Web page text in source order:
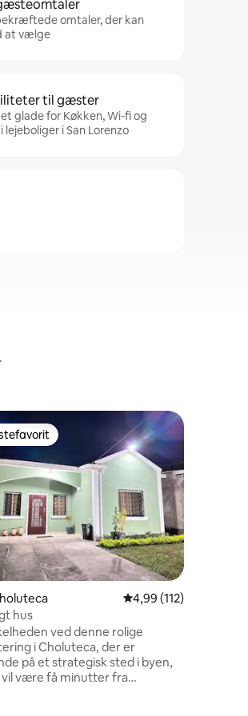
omtaler, der kan
at vælge
til gæster
glade for Køkken, Wi-fi og
i San Lorenzo
bedømmelse, 9 omtaler
gæstefavorit
4,99 ud af 5 i
4,99 (112)
hus
ved denne rolige
i Choluteca, der er
på et strategisk sted i byen,
vil være få minutter fra